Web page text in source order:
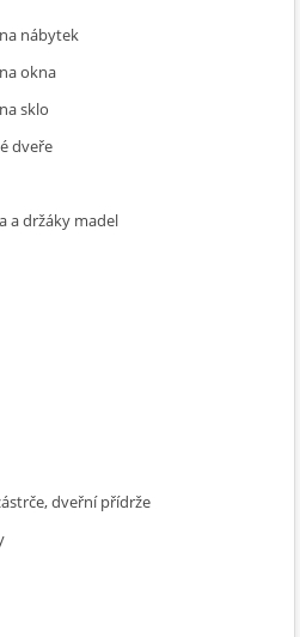
nábytek
okna
sklo
dveře
a držáky madel
dveřní přídrže